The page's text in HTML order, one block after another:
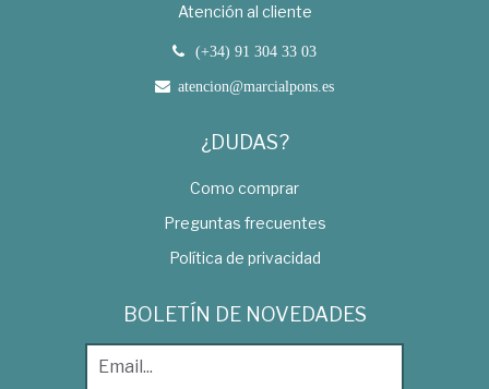
Atención al cliente
(+34) 91 304 33 03
atencion@marcialpons.es
¿DUDAS?
Como comprar
Preguntas frecuentes
Política de privacidad
BOLETÍN DE NOVEDADES